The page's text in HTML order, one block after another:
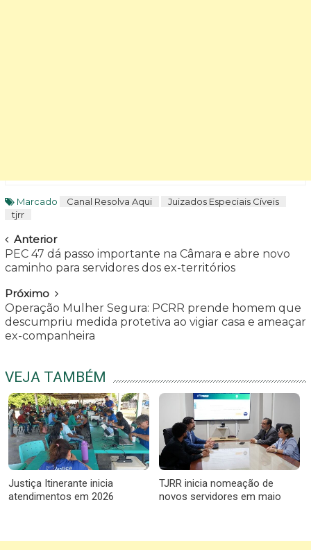
Marcado Canal Resolva Aqui
Juizados Especiais Cíveis
tjrr
Navegar
Anterior
PEC 47 dá passo importante na Câmara e abre novo
caminho para servidores dos ex-territórios
Próximo
Operação Mulher Segura: PCRR prende homem que
descumpriu medida protetiva ao vigiar casa e ameaçar
ex-companheira
VEJA TAMBÉM
Justiça Itinerante inicia
atendimentos em 2026
TJRR inicia nomeação de
novos servidores em maio